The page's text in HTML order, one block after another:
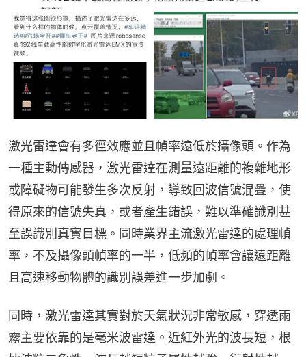
激光雷達會有多徑效應並且幀率遠低於攝像頭。作為
一種主動傳感器，激光雷達在測量遠距離的複雜地形
或障礙物可能發生多次反射，導致回波信號混疊，使
得原來的信號失真，或者產生錯誤，難以準確識別甚
至誤識別真實目標。同時業界主流激光雷達的處理幀
率，不及攝像頭幀率的一半，低頻的幀率會讓遠距離
且高速移動物體的識別誤差進一步加劇。
同時，激光雷達其實對於天氣狀況非常敏感，穿透雨
霧主要依靠的是毫米波雷達。近紅外光的波長短，根